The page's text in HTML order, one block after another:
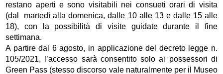
restano aperti e sono visitabili nei consueti orari di visita
(dal martedì alla domenica, dalle 10 alle 13 e dalle 15 alle
18), con la possibilità di visite guidate durante il fine
settimana.
A partire dal 6 agosto, in applicazione del decreto legge n.
105/2021, l’accesso sarà consentito solo ai possessori di
Green Pass (stesso discorso vale naturalmente per il Museo